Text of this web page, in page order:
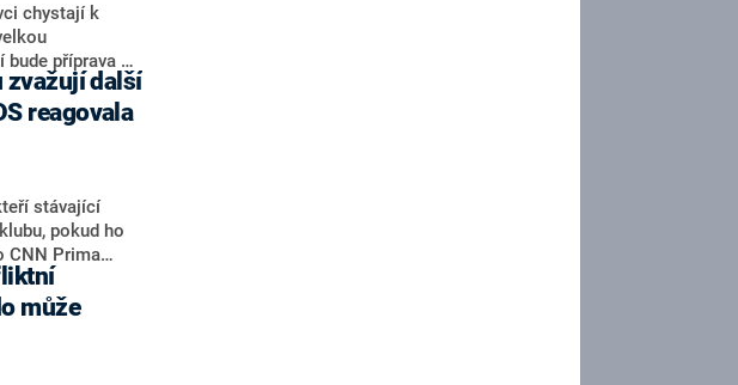
chystají k
příprava na
s novináři
zároveň v
Popsal i
političtí
„Je to
Ministři s
ale ukazovat
CNN Prima
reagovala
stávající
pokud ho
CNN Prima
hejtman
by takto mohl
je dnes
na dotaz
ODS
může